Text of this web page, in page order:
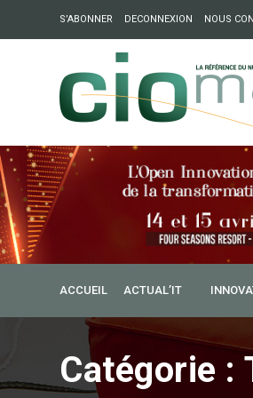
S’ABONNER DECONNEXION NOUS
: Partech Shaker lance
ACCUEIL ACTUAL’IT
Catégorie :
27 février 2017
Cameroun /
langues